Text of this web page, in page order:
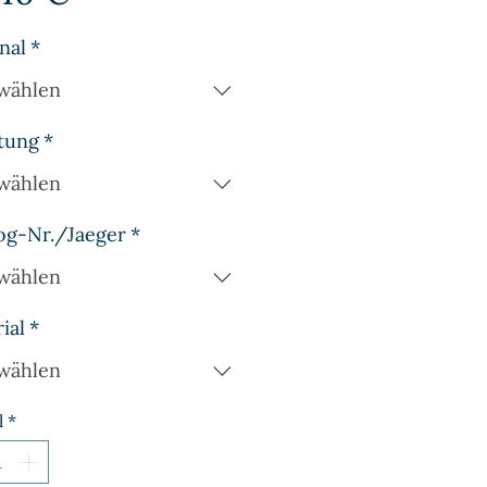
*
*
Nr./Jaeger*
*
*